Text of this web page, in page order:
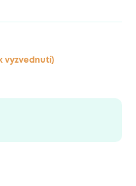
vyzvednutí)